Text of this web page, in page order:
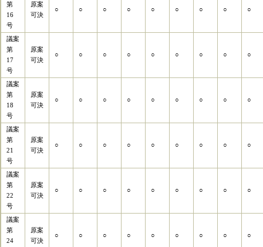
第
16
号
原案
可決
○ ○ ○ ○ ○ ○ ○ ○ ○
議案
第
17
号
原案
可決
○ ○ ○ ○ ○ ○ ○ ○ ○
議案
第
18
号
原案
可決
○ ○ ○ ○ ○ ○ ○ ○ ○
議案
第
21
号
原案
可決
○ ○ ○ ○ ○ ○ ○ ○ ○
議案
第
22
号
原案
可決
○ ○ ○ ○ ○ ○ ○ ○ ○
議案
第
24
原案
可決
○ ○ ○ ○ ○ ○ ○ ○ ○